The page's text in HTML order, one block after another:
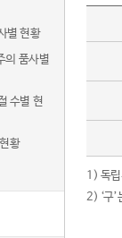
별 현황
의 품사별
수별 현
황
1) 독립
2) ‘구